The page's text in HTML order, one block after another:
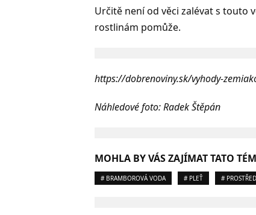
Určitě není od věci zalévat s touto
rostlinám pomůže.
https://dobrenoviny.sk/vyhody-
Náhledové foto: Radek Štěpán
MOHLA BY VÁS ZAJÍMAT TATO
# BRAMBOROVÁ VODA # PLEŤ #